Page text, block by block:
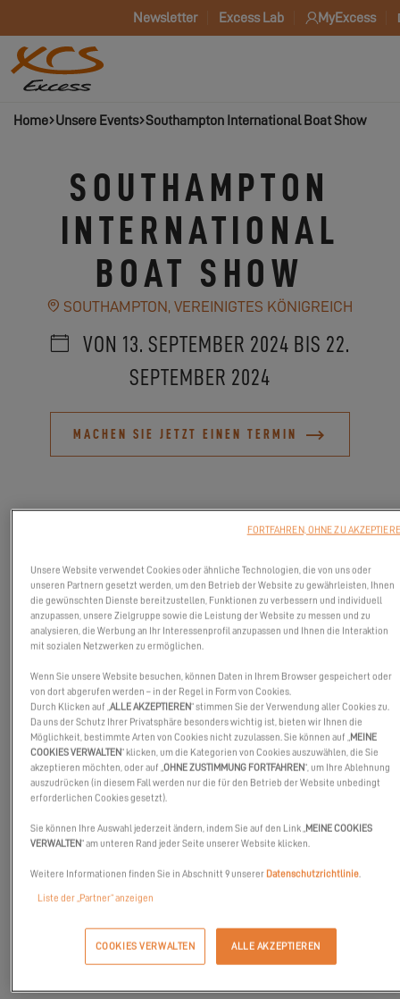
Newsletter Excess Lab MyExcess
Home Unsere Events Southampton International Boat Show
SOUTHAMPTON
INTERNATIONAL
BOAT SHOW
SOUTHAMPTON, VEREINIGTES KÖNIGREICH
VON 13. SEPTEMBER 2024 BIS 22.
SEPTEMBER 2024
MACHEN SIE JETZT EINEN TERMIN
Begleiten Sie Excess auf der Southampton International Boat
Show!
Zu diesem Anlass wird Sie unser Team an Bord der Excess 11 und
14 begrüßen!
über die gemeinsame Leidenschaft des Segelns auszutauschen!
Kommen Sie zahlreich!
ENTDECKEN SIE DIE YACHTEN
Unsere Website verwendet Cookies oder ähnliche Technologien, die von uns oder
unseren Partnern gesetzt werden, um den Betrieb der Website zu gewährleisten, Ihnen
die gewünschten Dienste bereitzustellen, Funktionen zu verbessern und individuell
anzupassen, unsere Zielgruppe sowie die Leistung der Website zu messen und zu
analysieren, die Werbung an Ihr Interessenprofil anzupassen und Ihnen die Interaktion
mit sozialen Netzwerken zu ermöglichen.
Wenn Sie unsere Website besuchen, können Daten in Ihrem Browser gespeichert oder
von dort abgerufen werden – in der Regel in Form von Cookies.
Durch Klicken auf „ALLE AKZEPTIEREN“ stimmen Sie der Verwendung aller Cookies zu.
Da uns der Schutz Ihrer Privatsphäre besonders wichtig ist, bieten wir Ihnen die
Möglichkeit, bestimmte Arten von Cookies nicht zuzulassen. Sie können auf „MEINE
COOKIES VERWALTEN“ klicken, um die Kategorien von Cookies auszuwählen, die Sie
akzeptieren möchten, oder auf „OHNE ZUSTIMMUNG FORTFAHREN“, um Ihre Ablehnung
auszudrücken (in diesem Fall werden nur die für den Betrieb der Website unbedingt
erforderlichen Cookies gesetzt).
Sie können Ihre Auswahl jederzeit ändern, indem Sie auf den Link „MEINE COOKIES
VERWALTEN“ am unteren Rand jeder Seite unserer Website klicken.
Weitere Informationen finden Sie in Abschnitt 9 unserer Datenschutzrichtlinie.
Liste der „Partner“ anzeigen
COOKIES VERWALTEN ALLE AKZEPTIEREN
FORTFAHREN, OHNE ZU